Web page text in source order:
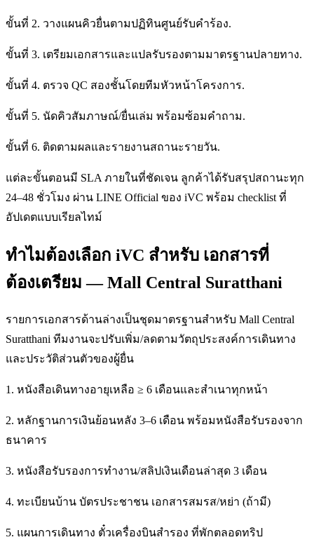
ขั้นที่ 2. วางแผนคิวยื่นตามปฏิทินศูนย์รับคำร้อง.
ขั้นที่ 3. เตรียมเอกสารและแปลรับรองตามมาตรฐานปลายทาง.
ขั้นที่ 4. ตรวจ QC สองชั้นโดยทีมหัวหน้าโครงการ.
ขั้นที่ 5. นัดคิวสัมภาษณ์/ยื่นเล่ม พร้อมซ้อมคำถาม.
ขั้นที่ 6. ติดตามผลและรายงานสถานะรายวัน.
แต่ละขั้นตอนมี SLA ภายในที่ชัดเจน ลูกค้าได้รับสรุปสถานะทุก
24–48 ชั่วโมง ผ่าน LINE Official ของ iVC พร้อม checklist ที่
อัปเดตแบบเรียลไทม์
ทำไมต้องเลือก iVC สำหรับ เอกสารที่
ต้องเตรียม — Mall Central Suratthani
รายการเอกสารด้านล่างเป็นชุดมาตรฐานสำหรับ Mall Central
Suratthani ทีมงานจะปรับเพิ่ม/ลดตามวัตถุประสงค์การเดินทาง
และประวัติส่วนตัวของผู้ยื่น
1. หนังสือเดินทางอายุเหลือ ≥ 6 เดือนและสำเนาทุกหน้า
2. หลักฐานการเงินย้อนหลัง 3–6 เดือน พร้อมหนังสือรับรองจาก
ธนาคาร
3. หนังสือรับรองการทำงาน/สลิปเงินเดือนล่าสุด 3 เดือน
4. ทะเบียนบ้าน บัตรประชาชน เอกสารสมรส/หย่า (ถ้ามี)
5. แผนการเดินทาง ตั๋วเครื่องบินสำรอง ที่พักตลอดทริป